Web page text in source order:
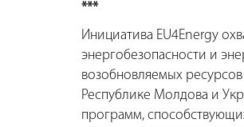
***
Инициатива EU4Energy
энергобезопасности и
возобновляемых
Республике Молдова и
программ,